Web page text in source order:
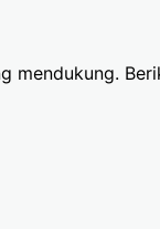
mendukung.